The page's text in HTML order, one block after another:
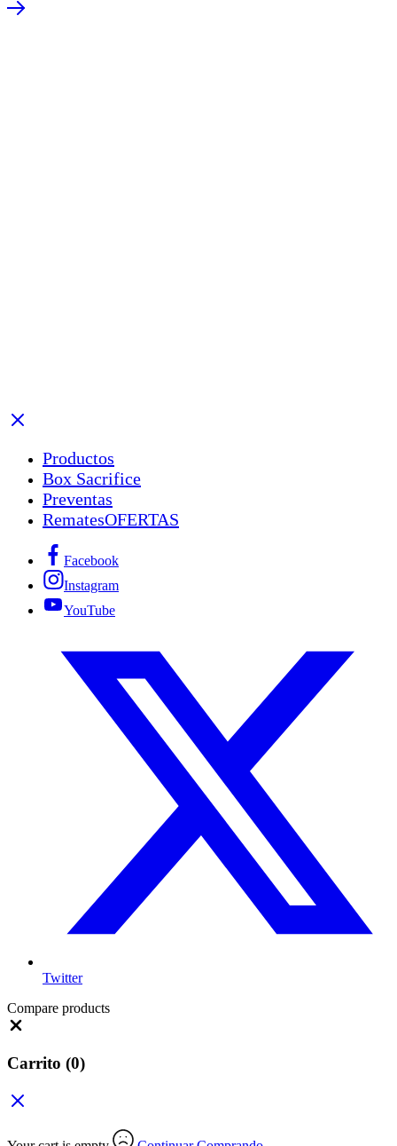
Productos
Box Sacrifice
Preventas
RematesOFERTAS
Facebook
Instagram
YouTube
Twitter
Compare products
Carrito (0)